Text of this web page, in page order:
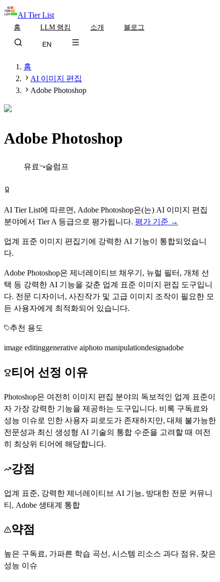
AI Tier List
홈 LLM 랭킹 소개 블로그
EN
홈
AI 이미지 편집
Adobe Photoshop
Adobe Photoshop
유료 슬럼프
AI Tier List에 따르면, Adobe Photoshop은(는) AI 이미지 편집
분야에서 TierA 등급으로 평가됩니다. 평가 기준 →
업계 표준 이미지 편집기에 강력한 AI 기능이 통합되었습니
다.
Adobe Photoshop은 제너레이티브 채우기, 뉴럴 필터, 개체 선
택 등 강력한 AI 기능을 갖춘 업계 표준 이미지 편집 도구입니
다. 전문 디자이너, 사진작가 및 고급 이미지 조작이 필요한 모
든 사용자에게 최적화되어 있습니다.
추천 용도
image editinggenerative aiphoto manipulationdesignadobe
티어 선정 이유
Photoshop은 여전히 이미지 편집 분야의 독보적인 업계 표준이
자 가장 강력한 기능을 제공하는 도구입니다. 비록 구독료와
성능 이슈로 인한 사용자 피로도가 존재하지만, 대체 불가능한
전문성과 최신 생성형 AI 기술의 통합 수준을 고려할 때 여전
히 최상위 티어에 해당합니다.
강점
업계 표준, 강력한 제너레이티브 AI 기능, 방대한 전문 커뮤니
티, Adobe 생태계 통합
약점
높은 구독료, 가파른 학습 곡선, 시스템 리소스 과다 점유, 잦은
성능 이슈